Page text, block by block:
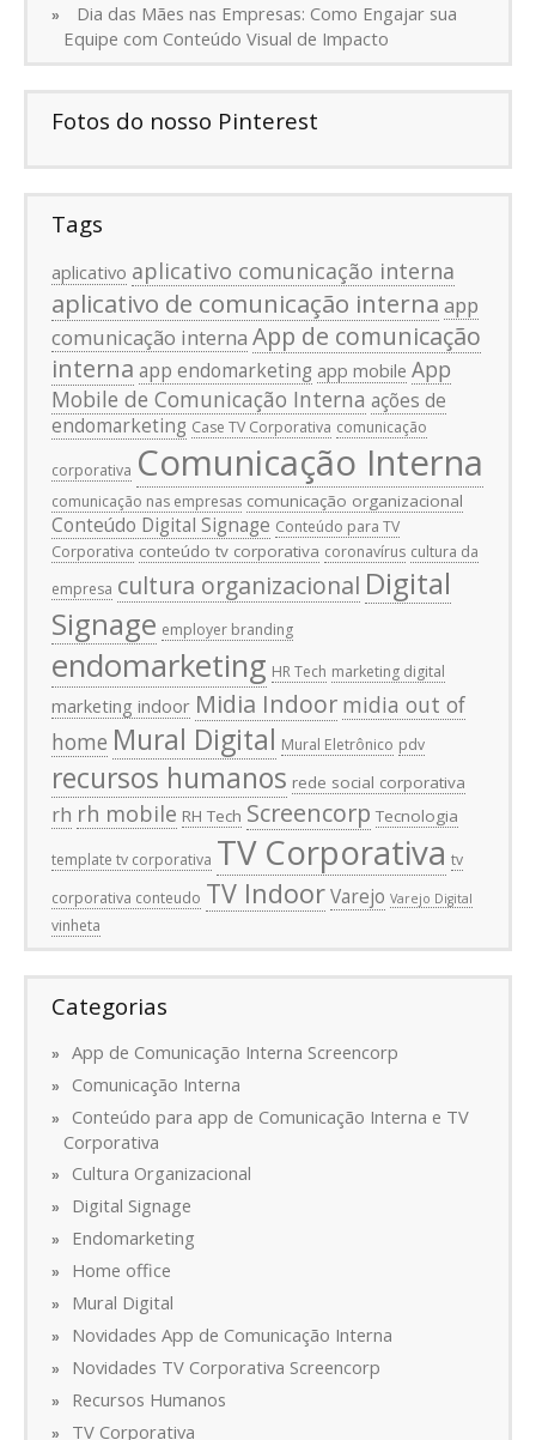
Dia das Mães nas Empresas: Como Engajar sua
Equipe com Conteúdo Visual de Impacto
Fotos do nosso Pinterest
Tags
aplicativo aplicativo comunicação interna
aplicativo de comunicação interna app
comunicação interna App de comunicação
interna app endomarketing app mobile App
Mobile de Comunicação Interna ações de
endomarketing Case TV Corporativa comunicação
corporativa Comunicação Interna
comunicação nas empresas comunicação organizacional
Conteúdo Digital Signage Conteúdo para TV
Corporativa conteúdo tv corporativa coronavírus cultura da
empresa cultura organizacional Digital
Signage employer branding
endomarketing HR Tech marketing digital
marketing indoor Midia Indoor midia out of
home Mural Digital Mural Eletrônico pdv
recursos humanos rede social corporativa
rh rh mobile RH Tech Screencorp Tecnologia
template tv corporativa TV Corporativa tv
corporativa conteudo TV IndoorVarejo Varejo Digital
vinheta
Categorias
App de Comunicação Interna Screencorp
Comunicação Interna
Conteúdo para app de Comunicação Interna e TV
Corporativa
Cultura Organizacional
Digital Signage
Endomarketing
Home office
Mural Digital
Novidades App de Comunicação Interna
Novidades TV Corporativa Screencorp
Recursos Humanos
TV Corporativa